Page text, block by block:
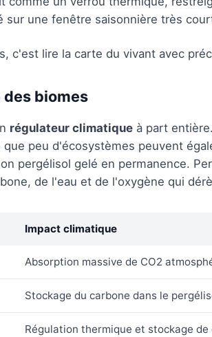
sur une fenêtre saisonnière très
c'est lire la carte du vivant avec
biomes
régulateur climatique à part
peu d'écosystèmes peuvent
pergélisol gelé en permanence.
de l'eau et de l'oxygène qui
Impact climatique
Absorption massive de CO2
Stockage du carbone dans le
Régulation thermique et stockage